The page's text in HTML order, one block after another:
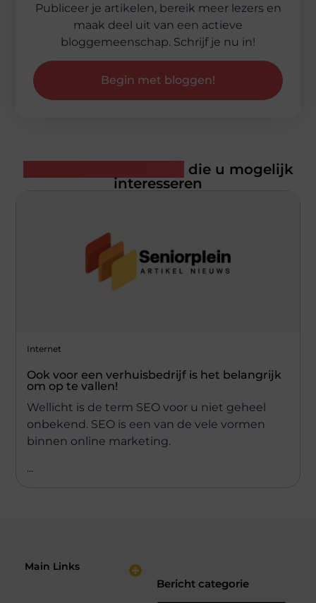
Publiceer je artikelen, bereik meer lezers en
maak deel uit van een actieve
bloggemeenschap. Schrijf je nu in!
Begin met bloggen!
die u mogelijk
interesseren
Internet
Ook voor een verhuisbedrijf is het belangrijk
om op te vallen!
Wellicht is de term SEO voor u niet geheel
onbekend. SEO is een van de vele vormen
binnen online marketing.
...
Main Links
Bericht categorie